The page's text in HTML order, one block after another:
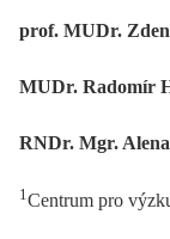
prof. MUDr.
MUDr. Radomír
RNDr. Mgr.
1 Centrum pro